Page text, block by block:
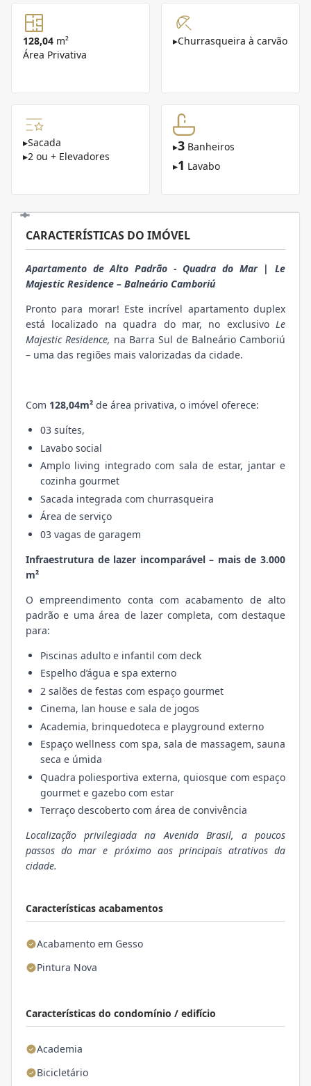
128,04 m²
Área Privativa
▸Churrasqueira à carvão
▸Sacada
▸2 ou + Elevadores
▸3 Banheiros
▸1 Lavabo
Características acabamentos
Acabamento em Gesso
Pintura Nova
Características do condomínio / edifício
Academia
Bicicletário
CARACTERÍSTICAS DO IMÓVEL
Apartamento de Alto Padrão - Quadra do Mar | Le
Majestic Residence – Balneário Camboriú
Pronto para morar! Este incrível apartamento duplex
está localizado na quadra do mar, no exclusivo Le
Majestic Residence, na Barra Sul de Balneário Camboriú
– uma das regiões mais valorizadas da cidade.
Com 128,04m² de área privativa, o imóvel oferece:
03 suítes,
Lavabo social
Amplo living integrado com sala de estar, jantar e
cozinha gourmet
Sacada integrada com churrasqueira
Área de serviço
03 vagas de garagem
Infraestrutura de lazer incomparável – mais de 3.000
m²
O empreendimento conta com acabamento de alto
padrão e uma área de lazer completa, com destaque
para:
Piscinas adulto e infantil com deck
Espelho d’água e spa externo
2 salões de festas com espaço gourmet
Cinema, lan house e sala de jogos
Academia, brinquedoteca e playground externo
Espaço wellness com spa, sala de massagem, sauna
seca e úmida
Quadra poliesportiva externa, quiosque com espaço
gourmet e gazebo com estar
Terraço descoberto com área de convivência
Localização privilegiada na Avenida Brasil, a poucos
passos do mar e próximo aos principais atrativos da
cidade.